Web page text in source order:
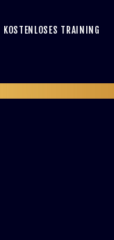
KOSTENLOSES TRAINING